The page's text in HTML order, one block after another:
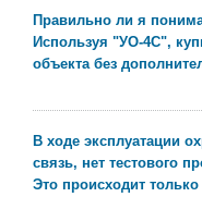
Правильно ли я
Используя "УО-4С",
объекта без
В ходе эксплуатации
связь, нет тестового
Это происходит